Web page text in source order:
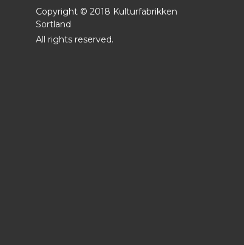
Copyright © 2018 Kulturfabrikken
Sortland
All rights reserved.